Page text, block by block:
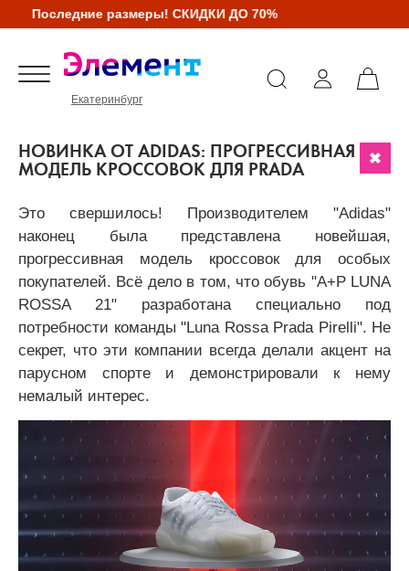
Последние размеры! СКИДКИ ДО 70%
Екатеринбург
НОВИНКА ОТ ADIDAS: ПРОГРЕССИВНАЯ
МОДЕЛЬ КРОССОВОК ДЛЯ PRADA
Это свершилось! Производителем "Adidas"
наконец была представлена новейшая,
прогрессивная модель кроссовок для особых
покупателей. Всё дело в том, что обувь "A+P LUNA
ROSSA 21" разработана специально под
потребности команды "Luna Rossa Prada Pirelli". Не
секрет, что эти компании всегда делали акцент на
парусном спорте и демонстрировали к нему
немалый интерес.